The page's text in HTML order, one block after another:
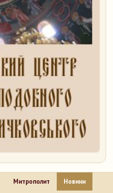
Митрополит Новини